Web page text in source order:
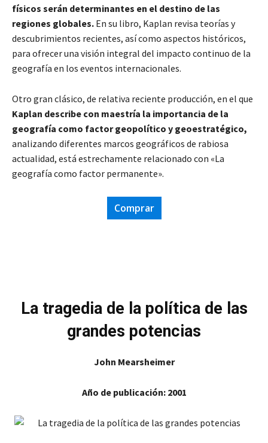
físicos serán determinantes en el destino de las
regiones globales. En su libro, Kaplan revisa teorías y
descubrimientos recientes, así como aspectos históricos,
para ofrecer una visión integral del impacto continuo de la
geografía en los eventos internacionales.
Otro gran clásico, de relativa reciente producción, en el que
Kaplan describe con maestría la importancia de la
geografía como factor geopolítico y geoestratégico,
analizando diferentes marcos geográficos de rabiosa
actualidad, está estrechamente relacionado con «La
geografía como factor permanente».
Comprar
La tragedia de la política de las
grandes potencias
John Mearsheimer
Año de publicación: 2001